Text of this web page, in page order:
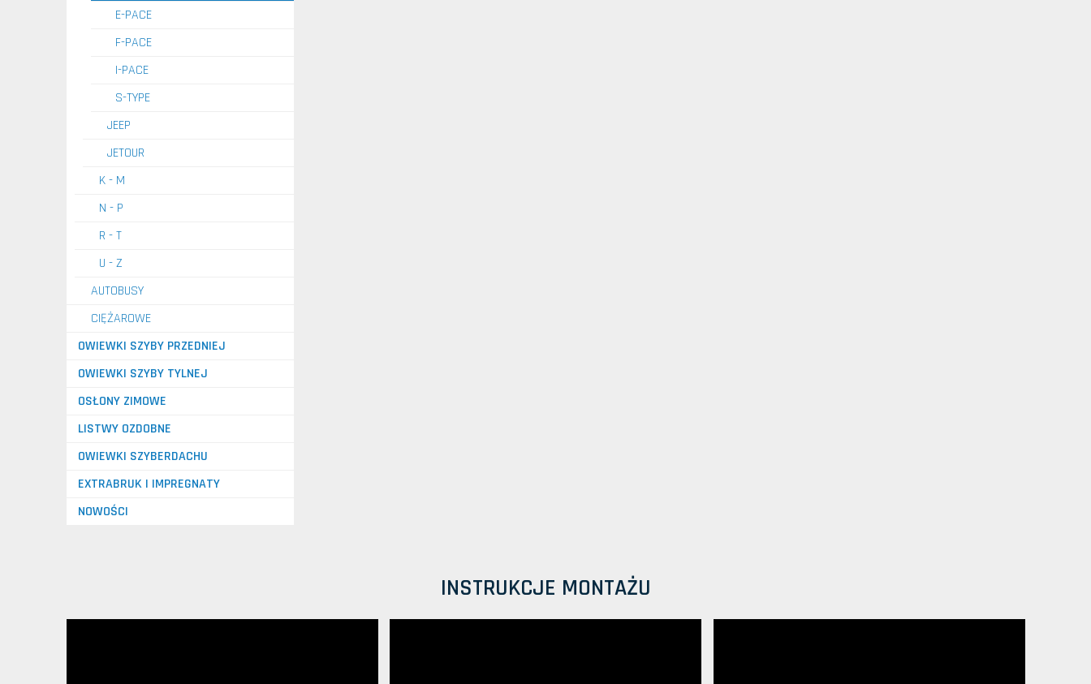
E-PACE
F-PACE
I-PACE
S-TYPE
JEEP
JETOUR
K - M
N - P
R - T
U - Z
AUTOBUSY
CIĘŻAROWE
OWIEWKI SZYBY PRZEDNIEJ
OWIEWKI SZYBY TYLNEJ
OSŁONY ZIMOWE
LISTWY OZDOBNE
OWIEWKI SZYBERDACHU
EXTRABRUK I IMPREGNATY
NOWOŚCI
INSTRUKCJE MONTAŻU